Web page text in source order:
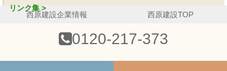
リンク集 >
西原建設企業情報 西原建設TOP
0120-217-373